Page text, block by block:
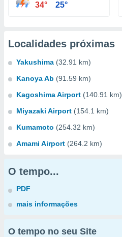
34° 25°
Localidades próximas
Yakushima (32.91 km)
Kanoya Ab (91.59 km)
Kagoshima Airport (140.91 km)
Miyazaki Airport (154.1 km)
Kumamoto (254.32 km)
Amami Airport (264.2 km)
O tempo...
PDF
mais informações
O tempo no seu Site